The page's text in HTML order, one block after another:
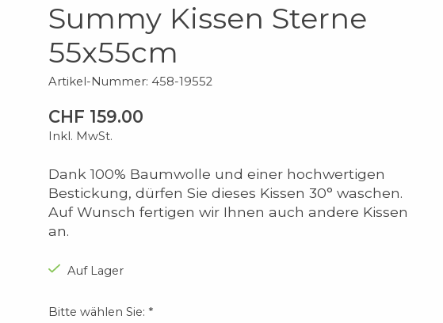
Summy Kissen Sterne
55x55cm
Artikel-Nummer: 458-19552
CHF 159.00
Inkl. MwSt.
Dank 100% Baumwolle und einer hochwertigen
Bestickung, dürfen Sie dieses Kissen 30° waschen.
Auf Wunsch fertigen wir Ihnen auch andere Kissen
an.
Auf Lager
Bitte wählen Sie: *